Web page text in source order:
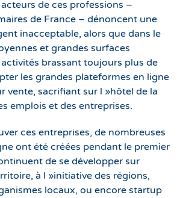
acteurs de ces professions –
de France – dénoncent une
inacceptable, alors que dans le
et grandes surfaces
brassant toujours plus de
les grandes plateformes en ligne
vente, sacrifiant sur l »hôtel de la
emplois et des entreprises.
ces entreprises, de nombreuses
ont été créées pendant le premier
de se développer sur
à l »initiative des régions,
locaux, ou encore startup